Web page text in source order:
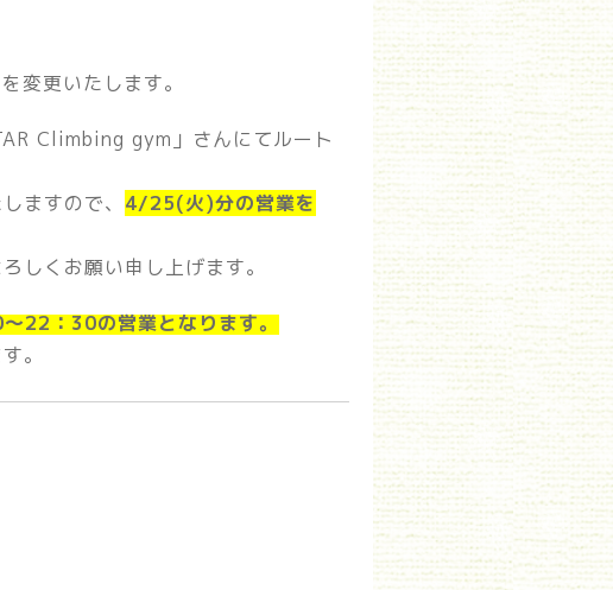
更いたします。
Climbing gym」さんにてルート
ますので、 4/25(火)分の営業を
しくお願い申し上げます。
22：30の営業となります。
。